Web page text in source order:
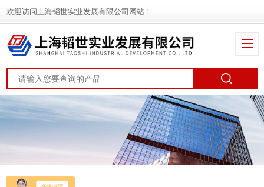
欢迎访问上海韬世实业发展有限公司网站！